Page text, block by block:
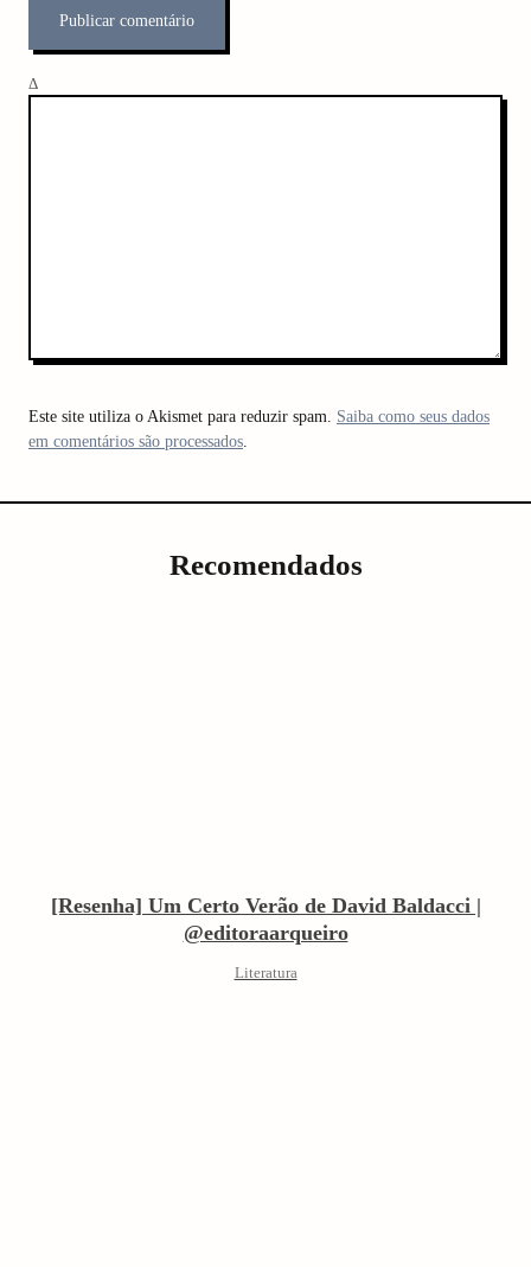
Δ
Este site utiliza o Akismet para reduzir spam. Saiba como seus dados
em comentários são processados.
Recomendados
[Resenha] Um Certo Verão de David Baldacci |
@editoraarqueiro
Literatura